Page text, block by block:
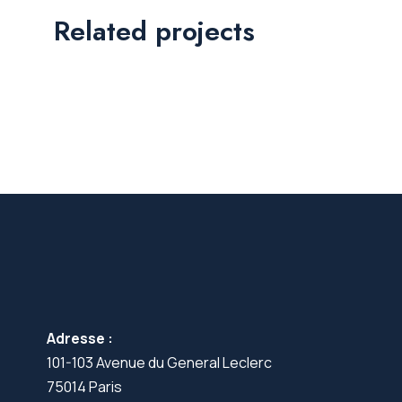
Related projects
Adresse :
101-103 Avenue du General Leclerc
75014 Paris